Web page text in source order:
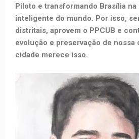
Piloto e transformando Brasília na
inteligente do mundo. Por isso,
distritais, aprovem o PPCUB e
evolução e preservação de nossa
cidade merece isso.